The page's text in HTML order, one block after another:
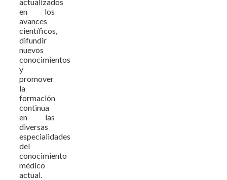
en los
avances
científicos,
difundir
nuevos
conocimientos
y
promover
la
formación
continua
en las
diversas
especialidades
del
conocimiento
médico
actual.